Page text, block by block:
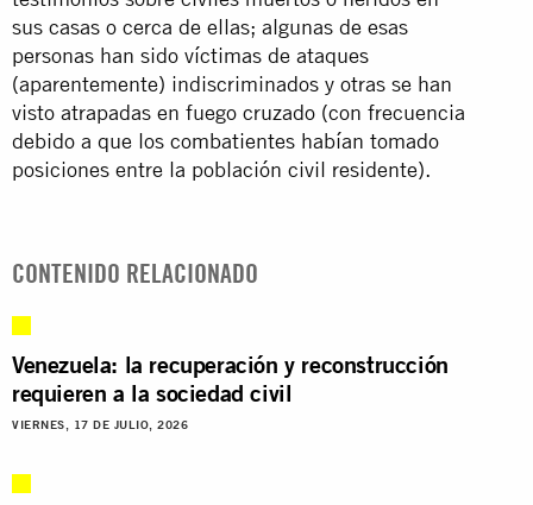
sus casas o cerca de ellas; algunas de esas
personas han sido víctimas de ataques
(aparentemente) indiscriminados y otras se han
visto atrapadas en fuego cruzado (con frecuencia
debido a que los combatientes habían tomado
posiciones entre la población civil residente).
CONTENIDO RELACIONADO
Venezuela: la recuperación y reconstrucción
requieren a la sociedad civil
VIERNES, 17 DE JULIO, 2026